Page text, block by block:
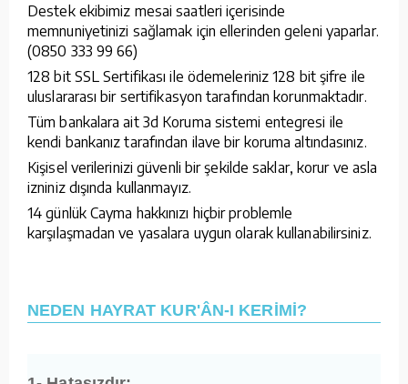
Destek ekibimiz mesai saatleri içerisinde
memnuniyetinizi sağlamak için ellerinden geleni yaparlar.
(0850 333 99 66)
128 bit SSL Sertifikası ile ödemeleriniz 128 bit şifre ile
uluslararası bir sertifikasyon tarafından korunmaktadır.
Tüm bankalara ait 3d Koruma sistemi entegresi ile
kendi bankanız tarafından ilave bir koruma altındasınız.
Kişisel verilerinizi güvenli bir şekilde saklar, korur ve asla
izniniz dışında kullanmayız.
14 günlük Cayma hakkınızı hiçbir problemle
karşılaşmadan ve yasalara uygun olarak kullanabilirsiniz.
NEDEN HAYRAT KUR'ÂN-I KERİMİ?